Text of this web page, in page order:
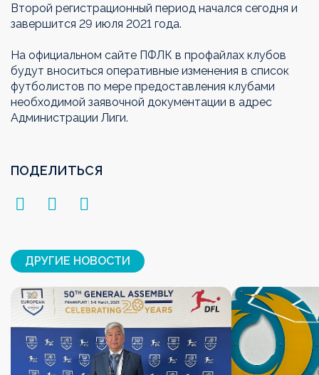
Второй регистрационный период начался сегодня и
завершится 29 июля 2021 года.
На официальном сайте ПФЛК в профайлах клубов
будут вноситься оперативные изменения в список
футболистов по мере предоставления клубами
необходимой заявочной документации в адрес
Администрации Лиги.
ПОДЕЛИТЬСЯ
ДРУГИЕ НОВОСТИ